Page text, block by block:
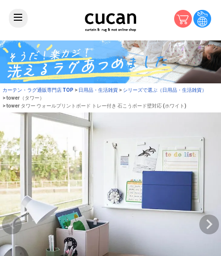
カーテン・ラグ通販専門店 TOP 日用品・生活雑貨
シリーズで選ぶ（日用品・生活雑貨）
tower（タワー）
tower タワー ウォールプリントボード トレー付き 石こうボード壁対応 (ホワイト)